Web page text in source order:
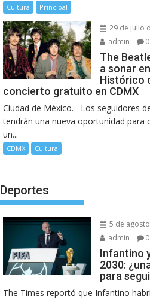
Cultura Principal
29 de julio
admin
0
The
a sonar
Histórico
concierto gratuito en CDMX
Ciudad de México.– Los seguidores
tendrán una nueva oportunidad para
un...
CDMX Cultura
Deportes
5 de
admin
0
Infantino
2030:
para
The Times reportó que Infantino